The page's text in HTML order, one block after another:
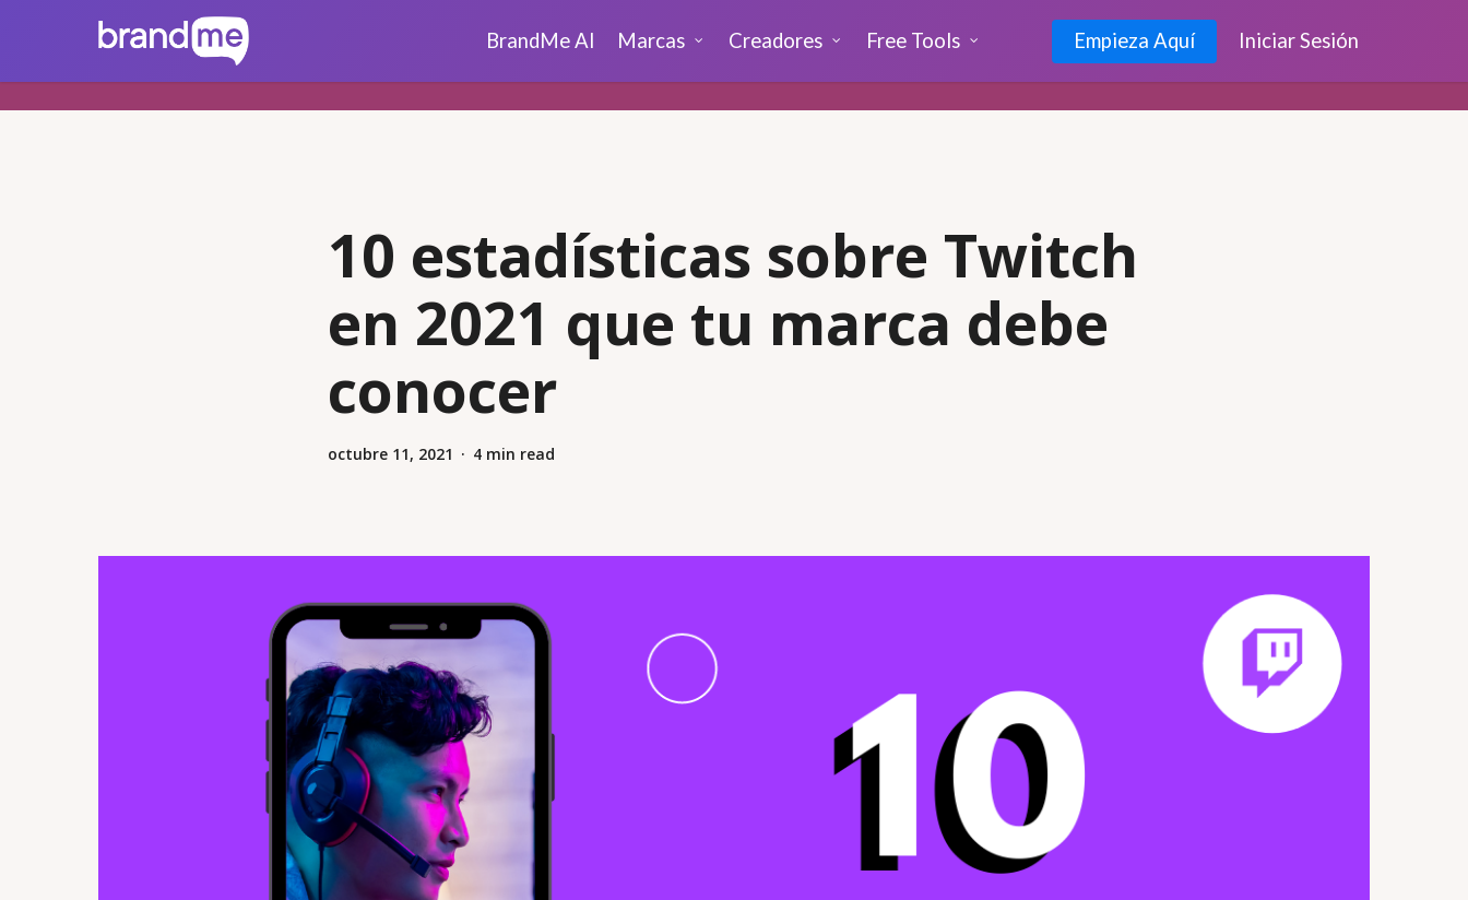
BrandMe AI Marcas Creadores Free Tools Empieza Aquí Iniciar Sesión
10 estadísticas sobre Twitch
en 2021 que tu marca debe
conocer
octubre 11, 2021 4 min read